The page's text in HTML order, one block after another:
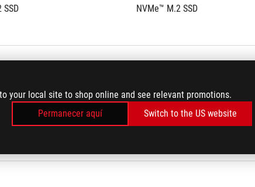
your local site to shop online and see relevant promotions.
Permanecer aquí
Switch to the US website
SSD
NVMe™ M.2 SSD
DIMM slot
1x DDR4 SO-DIMM slot
1x M.2 PCIe